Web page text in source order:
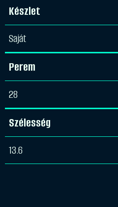
Készlet
Saját
Perem
28
Szélesség
13.6